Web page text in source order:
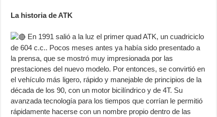
La historia de ATK
En 1991 salió a la luz el primer quad ATK, un cuadriciclo
de 604 c.c.. Pocos meses antes ya había sido presentado a
la prensa, que se mostró muy impresionada por las
prestaciones del nuevo modelo. Por entonces, se convirtió en
el vehículo más ligero, rápido y manejable de principios de la
década de los 90, con un motor bicilíndrico y de 4T. Su
avanzada tecnología para los tiempos que corrían le permitió
rápidamente hacerse con un nombre propio dentro de las